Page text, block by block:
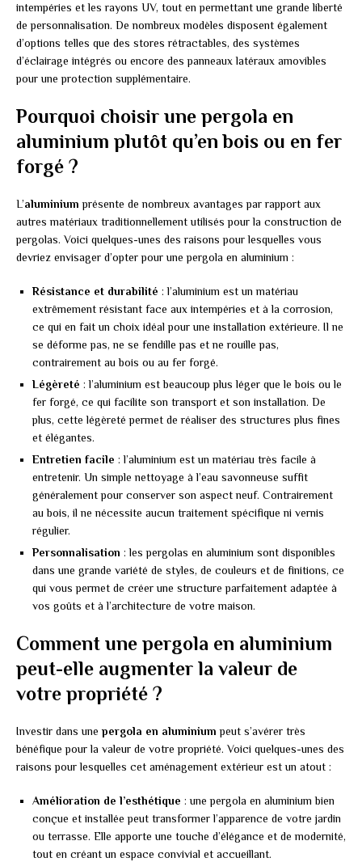
intempéries et les rayons UV, tout en permettant une grande liberté
de personnalisation. De nombreux modèles disposent également
d’options telles que des stores rétractables, des systèmes
d’éclairage intégrés ou encore des panneaux latéraux amovibles
pour une protection supplémentaire.
Pourquoi choisir une pergola en
aluminium plutôt qu’en bois ou en fer
forgé ?
L’aluminium présente de nombreux avantages par rapport aux
autres matériaux traditionnellement utilisés pour la construction de
pergolas. Voici quelques-unes des raisons pour lesquelles vous
devriez envisager d’opter pour une pergola en aluminium :
Résistance et durabilité : l’aluminium est un matériau
extrêmement résistant face aux intempéries et à la corrosion,
ce qui en fait un choix idéal pour une installation extérieure. Il ne
se déforme pas, ne se fendille pas et ne rouille pas,
contrairement au bois ou au fer forgé.
Légèreté : l’aluminium est beaucoup plus léger que le bois ou le
fer forgé, ce qui facilite son transport et son installation. De
plus, cette légèreté permet de réaliser des structures plus fines
et élégantes.
Entretien facile : l’aluminium est un matériau très facile à
entretenir. Un simple nettoyage à l’eau savonneuse suffit
généralement pour conserver son aspect neuf. Contrairement
au bois, il ne nécessite aucun traitement spécifique ni vernis
régulier.
Personnalisation : les pergolas en aluminium sont disponibles
dans une grande variété de styles, de couleurs et de finitions, ce
qui vous permet de créer une structure parfaitement adaptée à
vos goûts et à l’architecture de votre maison.
Comment une pergola en aluminium
peut-elle augmenter la valeur de
votre propriété ?
Investir dans une pergola en aluminium peut s’avérer très
bénéfique pour la valeur de votre propriété. Voici quelques-unes des
raisons pour lesquelles cet aménagement extérieur est un atout :
Amélioration de l’esthétique : une pergola en aluminium bien
conçue et installée peut transformer l’apparence de votre jardin
ou terrasse. Elle apporte une touche d’élégance et de modernité,
tout en créant un espace convivial et accueillant.